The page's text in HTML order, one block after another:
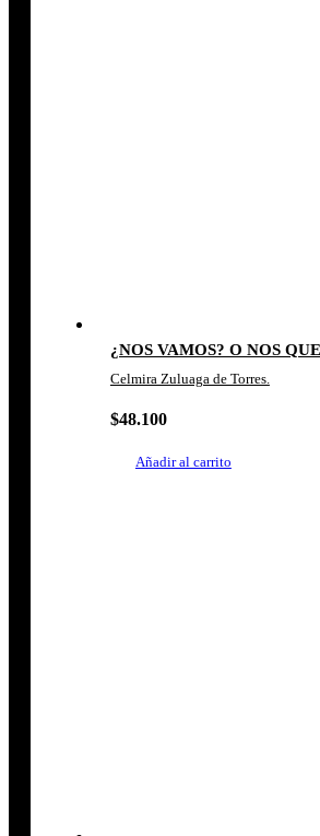
¿NOS VAMOS? O NOS
Celmira Zuluaga de Torres.
$48.100
Añadir al carrito